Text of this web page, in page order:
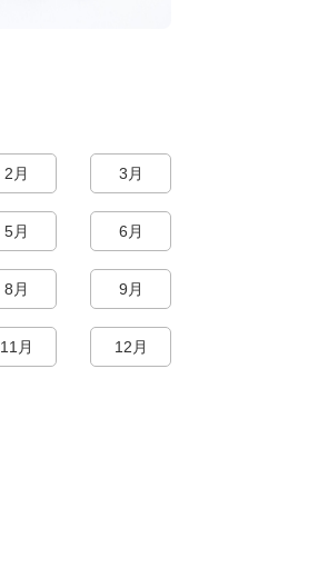
2月 3月
5月 6月
8月 9月
11月 12月